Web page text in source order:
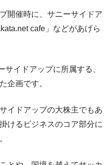
開催時に、サニーサイドア
cafe」などがあげら
サイドアップに所属する、
企画です。
イドアップの大株主でもあ
けるビジネスのコア部分に